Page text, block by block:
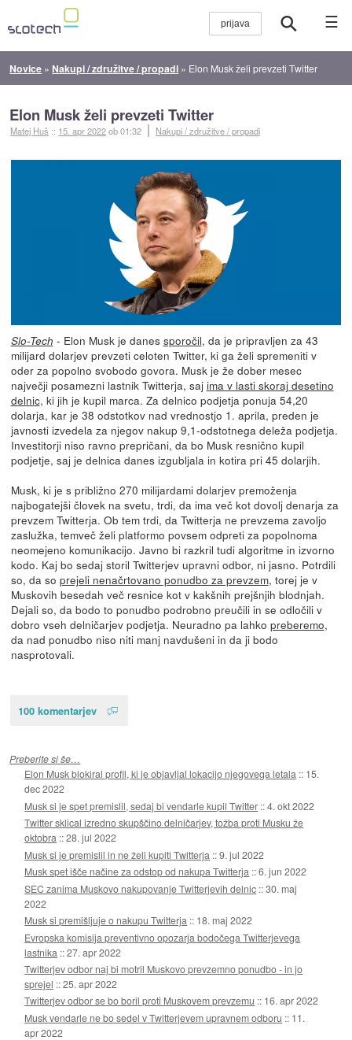
☰
Novice » Nakupi / združitve / propadi » Elon Musk želi prevzeti Twitter
Elon Musk želi prevzeti Twitter
Matej Huš :: 15. apr 2022ob 01:32 Nakupi / združitve / propadi
Slo-Tech - Elon Musk je danes sporočil, da je pripravljen za 43
milijard dolarjev prevzeti celoten Twitter, ki ga želi spremeniti v
oder za popolno svobodo govora. Musk je že dober mesec
največji posamezni lastnik Twitterja, saj ima v lasti skoraj desetino
delnic, ki jih je kupil marca. Za delnico podjetja ponuja 54,20
dolarja, kar je 38 odstotkov nad vrednostjo 1. aprila, preden je
javnosti izvedela za njegov nakup 9,1-odstotnega deleža podjetja.
Investitorji niso ravno prepričani, da bo Musk resnično kupil
podjetje, saj je delnica danes izgubljala in kotira pri 45 dolarjih.
Musk, ki je s približno 270 milijardami dolarjev premoženja
najbogatejši človek na svetu, trdi, da ima več kot dovolj denarja za
prevzem Twitterja. Ob tem trdi, da Twitterja ne prevzema zavoljo
zaslužka, temveč želi platformo povsem odpreti za popolnoma
neomejeno komunikacijo. Javno bi razkril tudi algoritme in izvorno
kodo. Kaj bo sedaj storil Twitterjev upravni odbor, ni jasno. Potrdili
so, da so prejeli nenačrtovano ponudbo za prevzem, torej je v
Muskovih besedah več resnice kot v kakšnih prejšnjih blodnjah.
Dejali so, da bodo to ponudbo podrobno preučili in se odločili v
dobro vseh delničarjev podjetja. Neuradno pa lahko preberemo,
da nad ponudbo niso niti manj navdušeni in da ji bodo
nasprotovali.
100 komentarjev
Preberite si še…
Elon Musk blokiral profil, ki je objavljal lokacijo njegovega letala :: 15.
dec 2022
Musk si je spet premislil, sedaj bi vendarle kupil Twitter ::4. okt 2022
Twitter sklical izredno skupščino delničarjev, tožba proti Musku že
oktobra ::28. jul 2022
Musk si je premislil in ne želi kupiti Twitterja ::9. jul 2022
Musk spet išče načine za odstop od nakupa Twitterja ::6. jun 2022
SEC zanima Muskovo nakupovanje Twitterjevih delnic ::30. maj
2022
Musk si premišljuje o nakupu Twitterja :: 18. maj 2022
Evropska komisija preventivno opozarja bodočega Twitterjevega
lastnika ::27. apr 2022
Twitterjev odbor naj bi motril Muskovo prevzemno ponudbo - in jo
sprejel ::25. apr 2022
Twitterjev odbor se bo boril proti Muskovem prevzemu :: 16. apr 2022
Musk vendarle ne bo sedel v Twitterjevem upravnem odboru :: 11.
apr 2022